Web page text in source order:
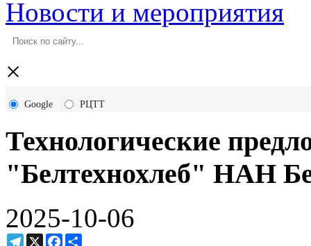
Новости и мероприятия
×
Google РЦТТ
Технологичеcкие
"Белтехнохлеб" НАН
2025-10-06
Telegram
X Facebook